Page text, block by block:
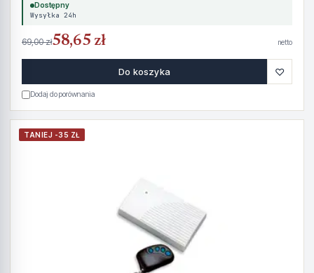
Dostępny
Wysyłka 24h
69,00 zł58,65 zł netto
Do koszyka ♡
Dodaj do porównania
TANIEJ -35 ZŁ